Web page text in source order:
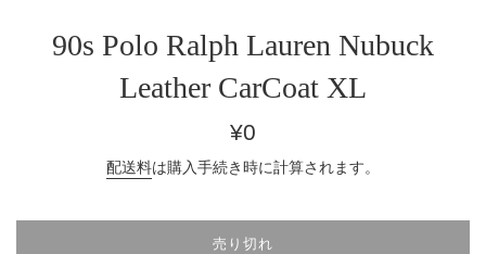
90s Polo Ralph Lauren Nubuck
Leather CarCoat XL
通
価
¥0
配送料は購入手続き時に計算されます。
売り切れ